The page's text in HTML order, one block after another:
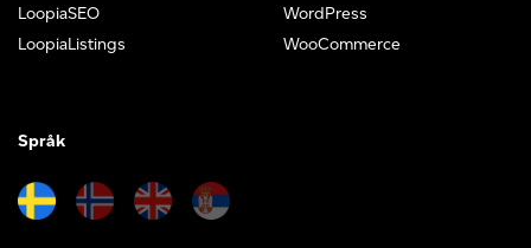
LoopiaSEO
LoopiaListings
WordPress
WooCommerce
Språk